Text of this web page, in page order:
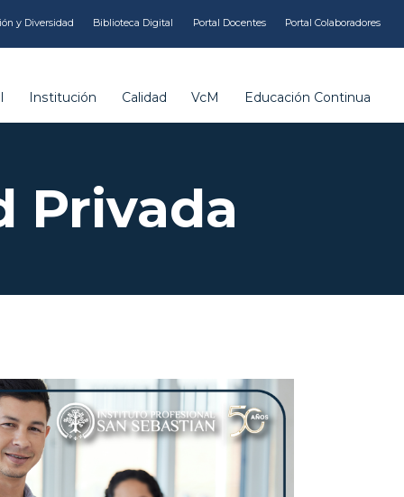
y Diversidad Biblioteca Digital Portal Docentes Portal Colaboradores
Institución Calidad VcM Educación Continua
Privada